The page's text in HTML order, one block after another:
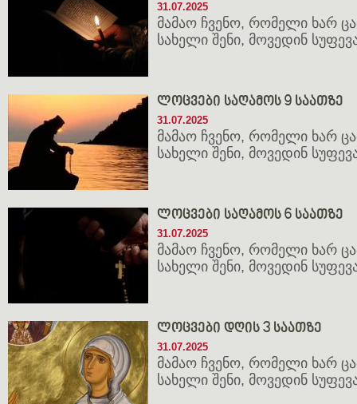
31.07.2025
მამაო ჩვენო, რომელი ხარ
სახელი შენი, მოვედინ
ლოცვები საღამოს 9 საათზე
31.07.2025
მამაო ჩვენო, რომელი ხარ
სახელი შენი, მოვედინ
ლოცვები საღამოს 6 საათზე
31.07.2025
მამაო ჩვენო, რომელი ხარ
სახელი შენი, მოვედინ
ლოცვები დღის 3 საათზე
31.07.2025
მამაო ჩვენო, რომელი ხარ
სახელი შენი, მოვედინ